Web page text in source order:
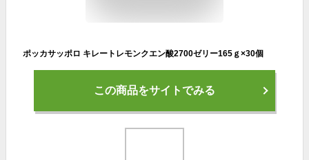
ポッカサッポロ キレートレモンクエン酸2700ゼリー165ｇ×30個
この商品をサイトでみる